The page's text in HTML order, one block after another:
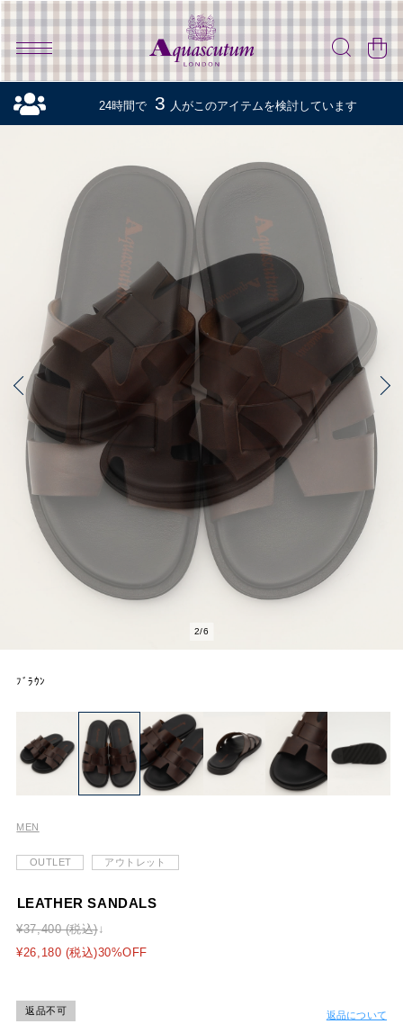
2/6
ﾌﾞﾗｳﾝ
MEN
OUTLET アウトレット
LEATHER SANDALS
¥37,400 (税込)
¥26,180 (税込)30%OFF
返品不可 返品について
24時間で 3 人がこのアイテムを検討しています